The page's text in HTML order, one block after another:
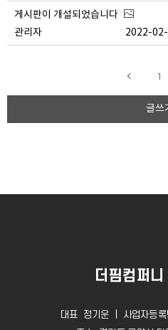
게시판이 개설되었습니다
관리자
2022-
1
글쓰
더핌컴퍼
대표 정기운 ｜ 사업자